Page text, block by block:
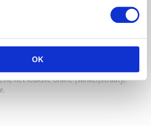
OK
uniek platform voor aanstaande en
online ontmoetingsplek vol
handige artikelen op het gebied van
babyproducten, lifestyle en
het leukste online (winkel)straatje